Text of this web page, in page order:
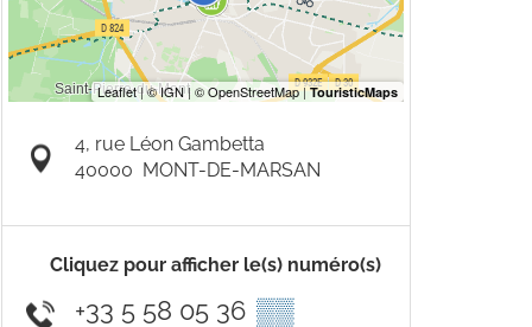
4, rue Léon Gambetta
40000 MONT-DE-MARSAN
Cliquez pour afficher le(s) numéro(s)
+33 5 58 05 36 ▒▒